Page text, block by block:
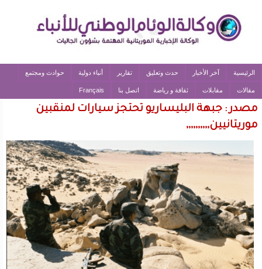
الرئيسية آخر الأخبار حدث وتعليق تقارير أنباء دولية حوادث ومجتمع
مقالات مقابلات ثقافة و رياضة اتصل بنا Français
مصدر : جبهة البليساريو تحتجز سيارات لمنقبين
موريتانيين,,,,,,,,,,